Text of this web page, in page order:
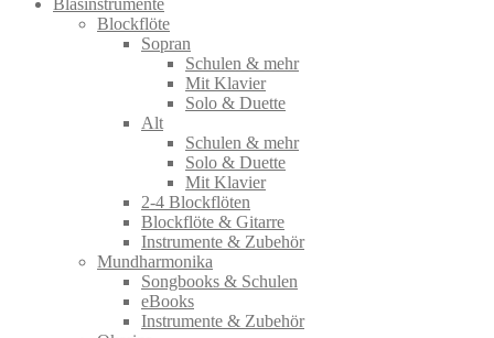
Blasinstrumente
Blockflöte
Sopran
Schulen & mehr
Mit Klavier
Solo & Duette
Alt
Schulen & mehr
Solo & Duette
Mit Klavier
2-4 Blockflöten
Blockflöte & Gitarre
Instrumente & Zubehör
Mundharmonika
Songbooks & Schulen
eBooks
Instrumente & Zubehör